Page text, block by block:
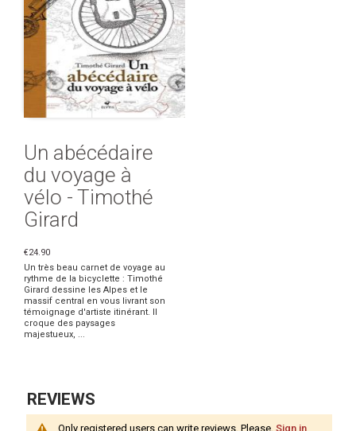
Un abécédaire
du voyage à
vélo - Timothé
Girard
€24.90
Un très beau carnet de voyage au
rythme de la bicyclette : Timothé
Girard dessine les Alpes et le
massif central en vous livrant son
témoignage d'artiste itinérant. Il
croque des paysages
majestueux, ...
REVIEWS
Only registered users can write reviews. Please, Sign in